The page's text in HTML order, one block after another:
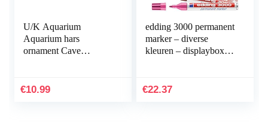
U/K Aquarium
Aquarium hars
ornament Cave
decor zwart M
€10.99
edding 3000 permanent
marker – diverse
kleuren – displaybox
sneldrogende…
€22.37